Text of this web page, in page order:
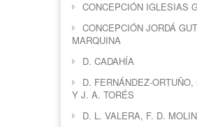
CONCEPCIÓN IGLESIAS
CONCEPCIÓN JORDÁ
MARQUINA
D. CADAHÍA
D. FERNÁNDEZ-
Y J. A. TORÉS
D. L. VALERA, F. D.